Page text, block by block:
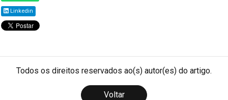
Linkedin
Todos os direitos reservados ao(s) autor(es) do artigo.
Voltar